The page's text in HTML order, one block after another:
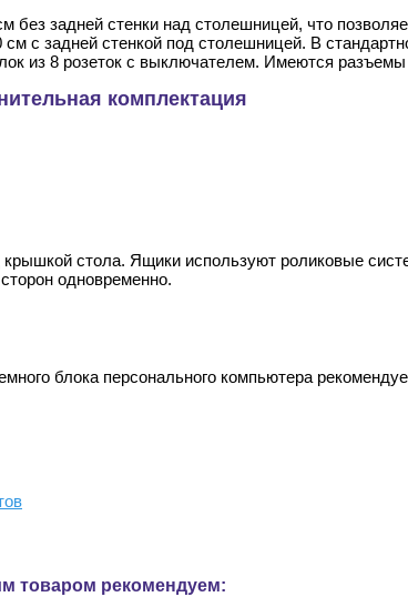
задней стенки над столешницей, что
с задней стенкой под столешницей. В
из 8 розеток с выключателем. Имеются
комплектация
крышкой стола. Ящики используют роликовые
одновременно.
блока персонального компьютера
товаром рекомендуем: